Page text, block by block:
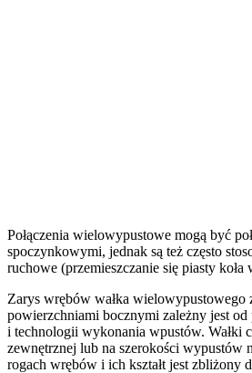
Połączenia wielowypustowe mogą być
spoczynkowymi, jednak są też często
ruchowe (przemieszczanie się piasty koła
Zarys wrębów wałka wielowypustowego
powierzchniami bocznymi zależny jest
i technologii wykonania wpustów. Wałki
zewnętrznej lub na szerokości wypustów
rogach wrębów i ich kształt jest zbliżony